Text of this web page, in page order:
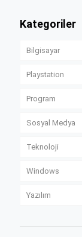
Kategoriler
Bilgisayar
Playstation
Program
Sosyal Medya
Teknoloji
Windows
Yazılım